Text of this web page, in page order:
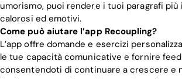
umorismo, puoi rendere i tuoi paragrafi
calorosi ed emotivi.
Come può aiutare l’app Recoupling?
L’app offre domande e esercizi
le tue capacità comunicative e fornire
consentendoti di continuare a crescere e